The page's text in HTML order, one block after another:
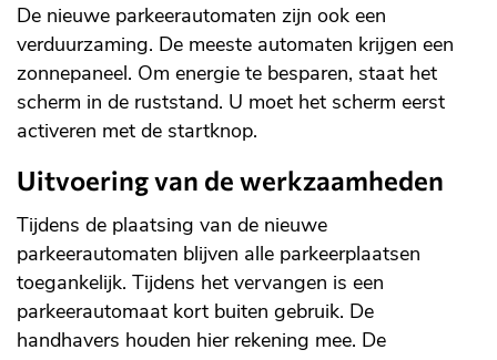
De nieuwe parkeerautomaten zijn ook een
verduurzaming. De meeste automaten krijgen een
zonnepaneel. Om energie te besparen, staat het
scherm in de ruststand. U moet het scherm eerst
activeren met de startknop.
Uitvoering van de werkzaamheden
Tijdens de plaatsing van de nieuwe
parkeerautomaten blijven alle parkeerplaatsen
toegankelijk. Tijdens het vervangen is een
parkeerautomaat kort buiten gebruik. De
handhavers houden hier rekening mee. De